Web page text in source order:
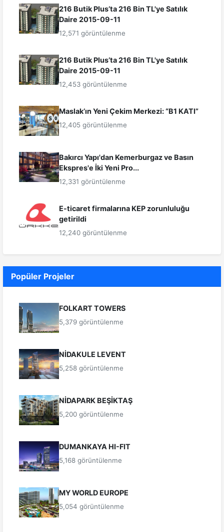
216 Butik Plus’ta 216 Bin TL'ye Satılık
Daire 2015-09-11
12,571 görüntülenme
216 Butik Plus’ta 216 Bin TL'ye Satılık
Daire 2015-09-11
12,453 görüntülenme
Maslak’ın Yeni Çekim Merkezi: “B1 KATI”
12,405 görüntülenme
Bakırcı Yapı'dan Kemerburgaz ve Basın
Ekspres'e İki Yeni Pro...
12,331 görüntülenme
E-ticaret firmalarına KEP zorunluluğu
getirildi
12,240 görüntülenme
Popüler Projeler
FOLKART TOWERS
5,379 görüntülenme
NİDAKULE LEVENT
5,258 görüntülenme
NİDAPARK BEŞİKTAŞ
5,200 görüntülenme
DUMANKAYA HI-FIT
5,168 görüntülenme
MY WORLD EUROPE
5,054 görüntülenme